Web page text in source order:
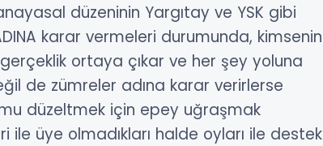
düzeninin Yargıtay ve YSK gibi
karar vermeleri durumunda, kimsenin
ortaya çıkar ve her şey yoluna
de zümreler adına karar verirlerse
düzeltmek için epey uğraşmak
ile üye olmadıkları halde oyları ile destek